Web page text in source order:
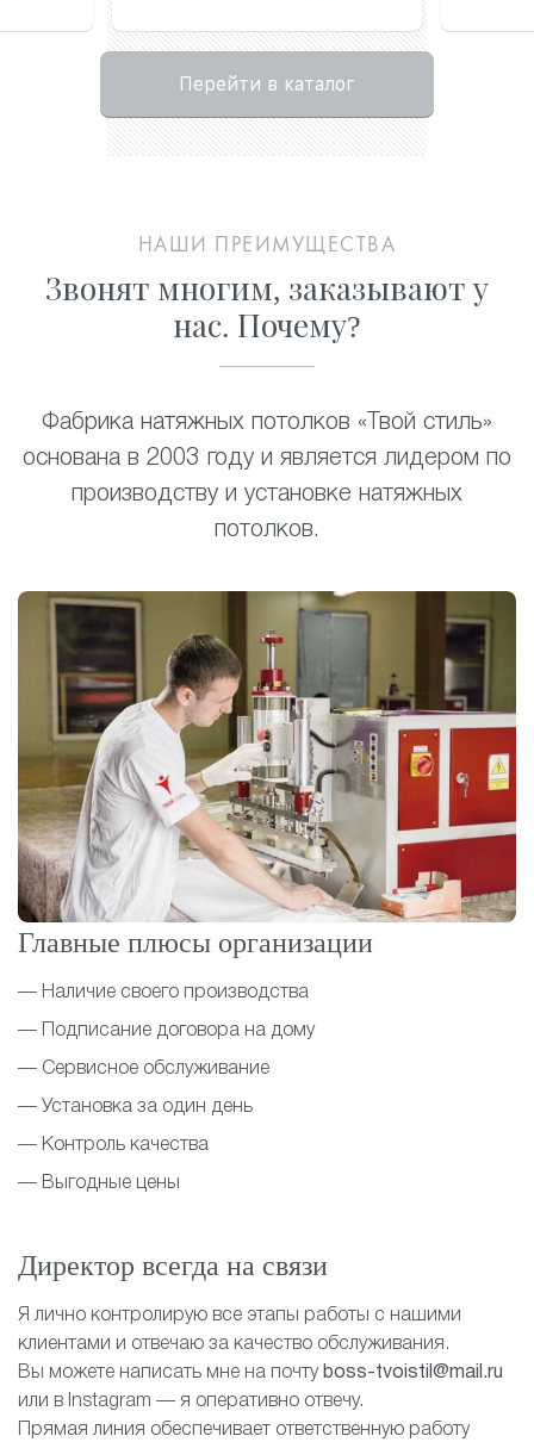
Перейти в каталог
НАШИ ПРЕИМУЩЕСТВА
Звонят многим, заказывают у
нас. Почему?
Фабрика натяжных потолков «Твой стиль»
основана в 2003 году и является лидером по
производству и установке натяжных
потолков.
Главные плюсы организации
— Наличие своего производства
— Подписание договора на дому
— Сервисное обслуживание
— Установка за один день
— Контроль качества
— Выгодные цены
Директор всегда на связи
Я лично контролирую все этапы работы с нашими
клиентами и отвечаю за качество обслуживания.
Вы можете написать мне на почту boss-tvoistil@mail.ru
или в Instagram — я оперативно отвечу.
Прямая линия обеспечивает ответственную работу